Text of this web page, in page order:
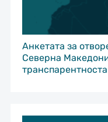
Анкетата за
Северна
транспарентноста